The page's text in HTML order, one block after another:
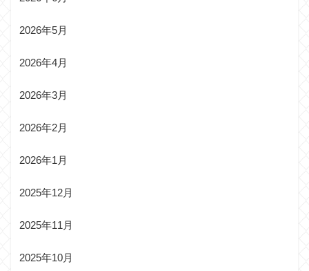
2026年5月
2026年4月
2026年3月
2026年2月
2026年1月
2025年12月
2025年11月
2025年10月